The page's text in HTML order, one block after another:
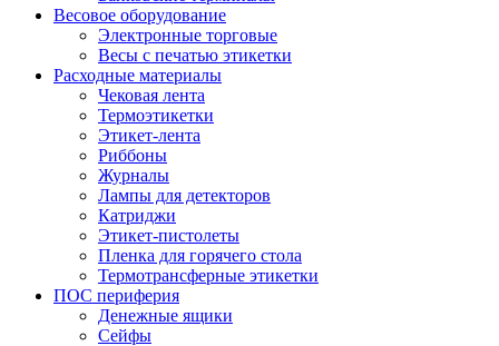
Весовое оборудование
Электронные торговые
Весы с печатью этикетки
Расходные материалы
Чековая лента
Термоэтикетки
Этикет-лента
Риббоны
Журналы
Лампы для детекторов
Катриджи
Этикет-пистолеты
Пленка для горячего стола
Термотрансферные этикетки
ПОС периферия
Денежные ящики
Сейфы